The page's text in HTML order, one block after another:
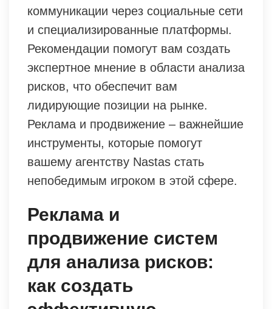
коммуникации через социальные сети
и специализированные платформы.
Рекомендации помогут вам создать
экспертное мнение в области анализа
рисков, что обеспечит вам
лидирующие позиции на рынке.
Реклама и продвижение – важнейшие
инструменты, которые помогут
вашему агентству Nastas стать
непобедимым игроком в этой сфере.
Реклама и
продвижение систем
для анализа рисков:
как создать